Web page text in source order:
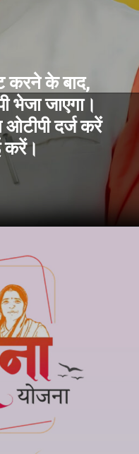
करने के बाद,
भेजा जाएगा।
ओटीपी दर्ज करें
करें।